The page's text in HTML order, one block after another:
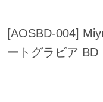
[AOSBD-004]
ートグラビア BD